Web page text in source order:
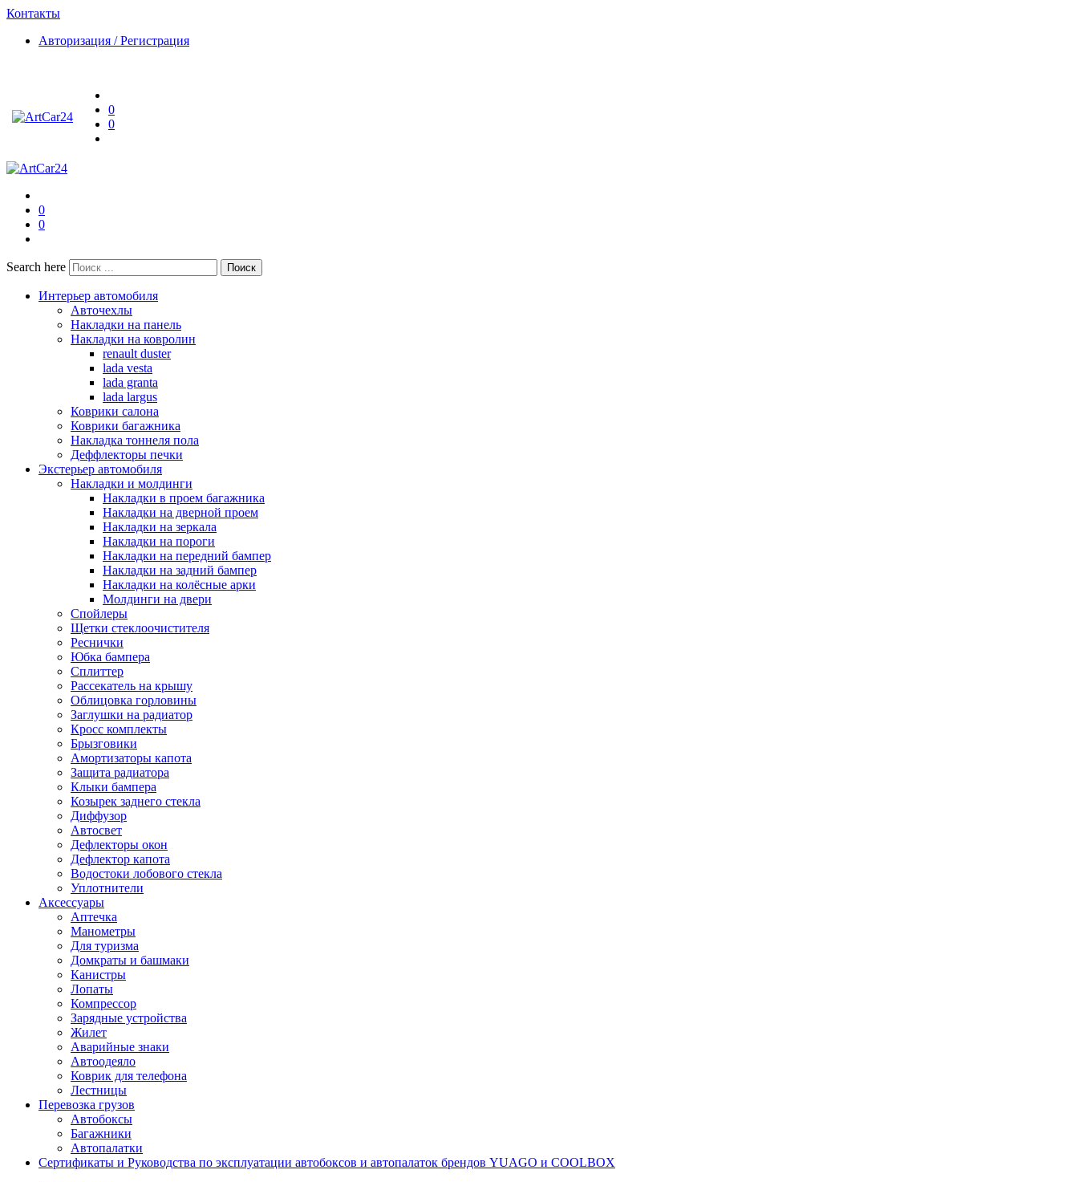
Контакты
Авторизация / Регистрация
0
0
0
0
Search here Поиск
Интерьер автомобиля
Авточехлы
Накладки на панель
Накладки на ковролин
renault duster
lada vesta
lada granta
lada largus
Коврики салона
Коврики багажника
Накладка тоннеля пола
Деффлекторы печки
Экстерьер автомобиля
Накладки и молдинги
Накладки в проем багажника
Накладки на дверной проем
Накладки на зеркала
Накладки на пороги
Накладки на передний бампер
Накладки на задний бампер
Накладки на колёсные арки
Молдинги на двери
Спойлеры
Щетки стеклоочистителя
Реснички
Юбка бампера
Сплиттер
Рассекатель на крышу
Облицовка горловины
Заглушки на радиатор
Кросс комплекты
Брызговики
Амортизаторы капота
Защита радиатора
Клыки бампера
Козырек заднего стекла
Диффузор
Автосвет
Дефлекторы окон
Дефлектор капота
Водостоки лобового стекла
Уплотнители
Аксессуары
Аптечка
Манометры
Для туризма
Домкраты и башмаки
Канистры
Лопаты
Компрессор
Зарядные устройства
Жилет
Аварийные знаки
Автоодеяло
Коврик для телефона
Лестницы
Перевозка грузов
Автобоксы
Багажники
Автопалатки
Сертификаты и Руководства по эксплуатации автобоксов и автопалаток брендов YUAGO и COOLBOX